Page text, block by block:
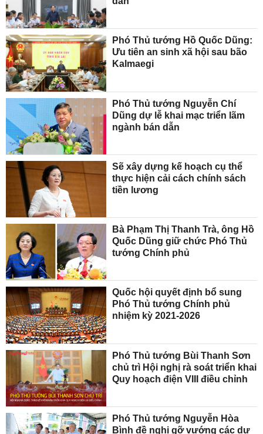
Phó Thủ tướng Hồ Quốc Dũng:
Ưu tiên an sinh xã hội sau bão
Kalmaegi
Phó Thủ tướng Nguyễn Chí
Dũng dự lễ khai mạc triển lãm
ngành bán dẫn
Sẽ xây dựng kế hoạch cụ thể
thực hiện cải cách chính sách
tiền lương
Bà Phạm Thị Thanh Trà, ông Hồ
Quốc Dũng giữ chức Phó Thủ
tướng Chính phủ
Quốc hội quyết định bổ sung
Phó Thủ tướng Chính phủ
nhiệm kỳ 2021-2026
Phó Thủ tướng Bùi Thanh Sơn
chủ trì Hội nghị rà soát triển khai
Quy hoạch điện VIII điều chỉnh
Phó Thủ tướng Nguyễn Hòa
Bình đề nghị gỡ vướng các dự